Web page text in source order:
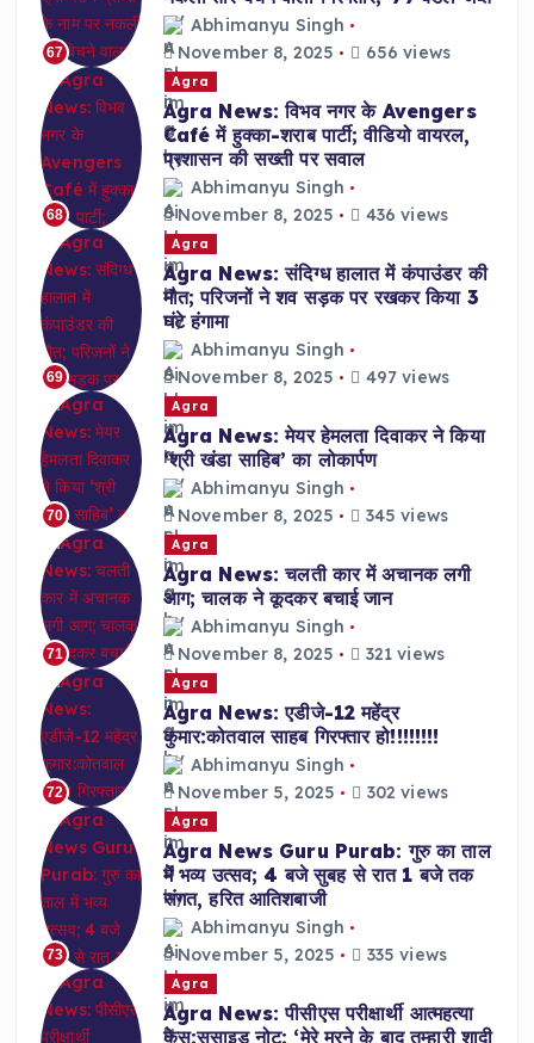
67
Abhimanyu Singh
November 8, 2025
656 views
68
Agra
Agra News: विभव नगर के Avengers
Café में हुक्का-शराब पार्टी; वीडियो वायरल,
प्रशासन की सख्ती पर सवाल
Abhimanyu Singh
November 8, 2025
436 views
69
Agra
Agra News: संदिग्ध हालात में कंपाउंडर की
मौत; परिजनों ने शव सड़क पर रखकर किया 3
घंटे हंगामा
Abhimanyu Singh
November 8, 2025
497 views
70
Agra
Agra News: मेयर हेमलता दिवाकर ने किया
‘श्री खंडा साहिब’ का लोकार्पण
Abhimanyu Singh
November 8, 2025
345 views
71
Agra
Agra News: चलती कार में अचानक लगी
आग; चालक ने कूदकर बचाई जान
Abhimanyu Singh
November 8, 2025
321 views
72
Agra
Agra News: एडीजे-12 महेंद्र
कुमार:कोतवाल साहब गिरफ्तार हो!!!!!!!!
Abhimanyu Singh
November 5, 2025
302 views
73
Agra
Agra News Guru Purab: गुरु का ताल
में भव्य उत्सव; 4 बजे सुबह से रात 1 बजे तक
संगत, हरित आतिशबाजी
Abhimanyu Singh
November 5, 2025
335 views
Agra
Agra News: पीसीएस परीक्षार्थी आत्महत्या
केस:सुसाइड नोट: ‘मेरे मरने के बाद तुम्हारी शादी